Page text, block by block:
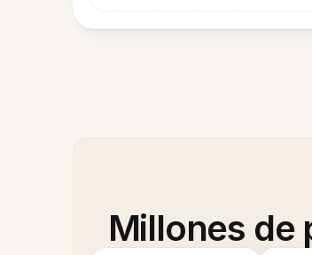
Millones de